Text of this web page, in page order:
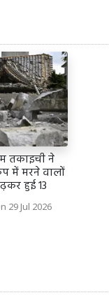
तकाइची ने
में मरने वालों
हुई 13
29 Jul 2026